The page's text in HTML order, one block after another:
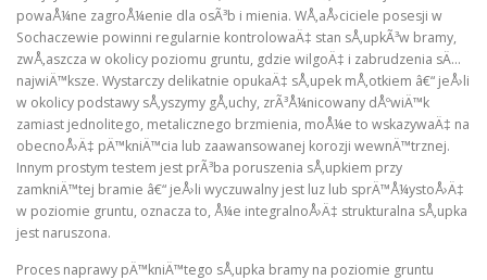
powaÅ¼ne zagroÅ¼enie dla osÃ³b i mienia. WÅ‚aÅ›ciciele posesji w
Sochaczewie powinni regularnie kontrolowaÄ‡ stan sÅ‚upkÃ³w bramy,
zwÅ‚aszcza w okolicy poziomu gruntu, gdzie wilgoÄ‡ i zabrudzenia sÄ…
najwiÄ™ksze. Wystarczy delikatnie opukaÄ‡ sÅ‚upek mÅ‚otkiem â€“ jeÅ›li
w okolicy podstawy sÅ‚yszymy gÅ‚uchy, zrÃ³Å¼nicowany dÅºwiÄ™k
zamiast jednolitego, metalicznego brzmienia, moÅ¼e to wskazywaÄ‡ na
obecnoÅ›Ä‡ pÄ™kniÄ™cia lub zaawansowanej korozji wewnÄ™trznej.
Innym prostym testem jest prÃ³ba poruszenia sÅ‚upkiem przy
zamkniÄ™tej bramie â€“ jeÅ›li wyczuwalny jest luz lub sprÄ™Å¼ystoÅ›Ä‡
w poziomie gruntu, oznacza to, Å¼e integralnoÅ›Ä‡ strukturalna sÅ‚upka
jest naruszona.
Proces naprawy pÄ™kniÄ™tego sÅ‚upka bramy na poziomie gruntu